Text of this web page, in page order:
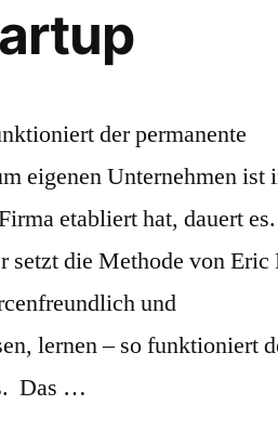
der permanente
eigenen Unternehmen ist
etabliert hat, dauert
die Methode von Eric
und
lernen – so funktioniert
Das …